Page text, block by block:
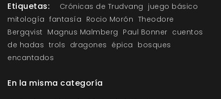
Etiquetas: Crónicas de Trudvang juego básico
mitología fantasía Rocio Morón Theodore
Bergqvist Magnus Malmberg Paul Bonner cuentos
de hadas trols dragones épica bosques
encantados
En la misma categoría